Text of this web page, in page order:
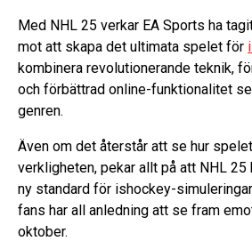
Med NHL 25 verkar EA Sports ha
mot att skapa det ultimata spelet för
kombinera revolutionerande teknik,
och förbättrad online-funktionalitet
genren.
Även om det återstår att se hur
verkligheten, pekar allt på att NHL
ny standard för ishockey-
fans har all anledning att se fram
oktober.